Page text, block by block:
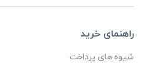
راهنمای خرید
شیوه های پرداخت